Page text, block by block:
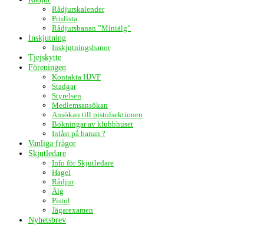
Rådjurskalender
Prislista
Rådjursbanan ”Miniälg”
Inskjutning
Inskjutningsbanor
Tjejskytte
Föreningen
Kontakta HJVF
Stadgar
Styrelsen
Medlemsansökan
Ansökan till pistolsektionen
Bokningar av klubbhuset
Inlåst på banan ?
Vanliga frågor
Skjutledare
Info för Skjutledare
Hagel
Rådjur
Älg
Pistol
Jägarexamen
Nyhetsbrev